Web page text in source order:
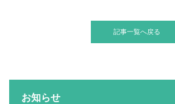
記事一覧へ戻る
お知らせ